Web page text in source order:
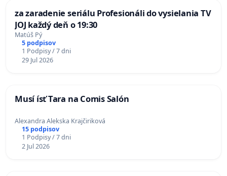
za zaradenie seriálu Profesionáli do vysielania TV
JOJ každý deň o 19:30
Matúš Pý
5 podpisov
1 Podpisy / 7 dni
29 Jul 2026
Musí ísť Tara na Comis Salón
Alexandra Alekska Krajčiriková
15 podpisov
1 Podpisy / 7 dni
2 Jul 2026